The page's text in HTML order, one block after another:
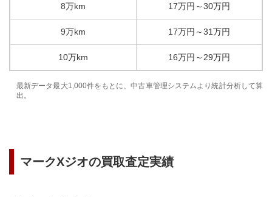
8万km 17万円 ～30万円
9万km 17万円 ～31万円
10万km 16万円 ～ 29万円
最新データ最大1,000件をもとに、中古車管理システムより統計分析して算
出。
マークXジオの買取査定実績